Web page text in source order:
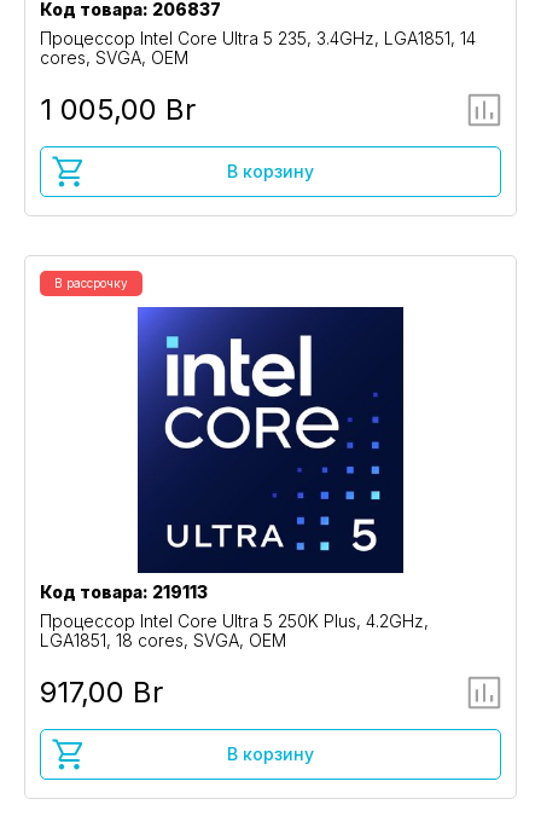
Код товара: 206837
Процессор Intel Core Ultra 5 235, 3.4GHz, LGA1851, 14
cores, SVGA, OEM
1 005,00 Br
В корзину
В рассрочку
Код товара: 219113
Процессор Intel Core Ultra 5 250K Plus, 4.2GHz,
LGA1851, 18 cores, SVGA, OEM
917,00 Br
В корзину